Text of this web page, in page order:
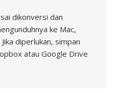
dikonversi dan
ke Mac,
diperlukan, simpan
atau Google Drive